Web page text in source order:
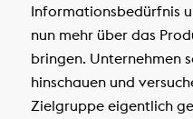
Informationsbedürfnis
nun mehr über das
bringen. Unternehmen
hinschauen und
Zielgruppe eigentlich